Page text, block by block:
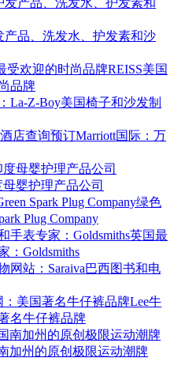
产品、洗发水、护发素和沙
REISS美国
品牌
美国椅子和沙发制
Marriott国际：万
母婴护理产品公司
绿色
Plug Company
英国最
：Goldsmiths
巴西图书和电
Lee牛
名牛仔裤品牌
加州的原创极限运动潮牌